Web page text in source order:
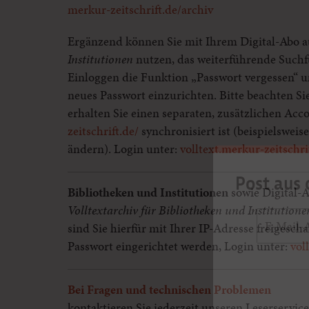
merkur-zeitschrift.de/archiv
Ergänzend können Sie mit Ihrem Digital-Abo
Institutionen nutzen, das weiterführende
Einloggen die Funktion „Passwort
neues Passwort einzurichten. Bitte beachten
erhalten Sie einen separaten, zusätzlichen
zeitschrift.de/ synchronisiert ist
ändern). Login unter: volltext.merkur-
Bibliotheken und Institutionen sowie Digital-
Volltextarchiv für Bibliotheken und
sind Sie hierfür mit Ihrer IP-Adresse
Passwort eingerichtet werden, Login unter:
Bei Fragen und technischen Problemen
Post